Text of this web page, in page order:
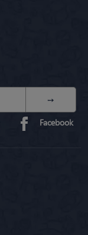
Facebook